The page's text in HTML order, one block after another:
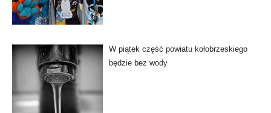
W piątek część powiatu kołobrzeskiego
będzie bez wody